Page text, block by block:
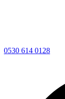
0530 614 0128